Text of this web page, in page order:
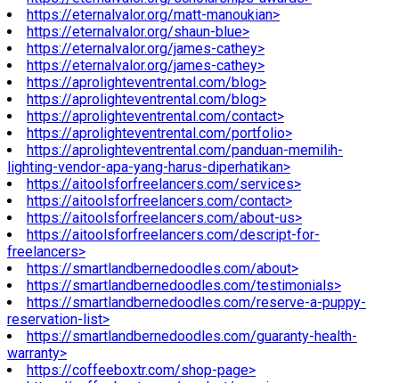
https://eternalvalor.org/matt-manoukian>
https://eternalvalor.org/shaun-blue>
https://eternalvalor.org/james-cathey>
https://eternalvalor.org/james-cathey>
https://aprolighteventrental.com/blog>
https://aprolighteventrental.com/blog>
https://aprolighteventrental.com/contact>
https://aprolighteventrental.com/portfolio>
https://aprolighteventrental.com/panduan-memilih-
lighting-vendor-apa-yang-harus-diperhatikan>
https://aitoolsforfreelancers.com/services>
https://aitoolsforfreelancers.com/contact>
https://aitoolsforfreelancers.com/about-us>
https://aitoolsforfreelancers.com/descript-for-
freelancers>
https://smartlandbernedoodles.com/about>
https://smartlandbernedoodles.com/testimonials>
https://smartlandbernedoodles.com/reserve-a-puppy-
reservation-list>
https://smartlandbernedoodles.com/guaranty-health-
warranty>
https://coffeeboxtr.com/shop-page>